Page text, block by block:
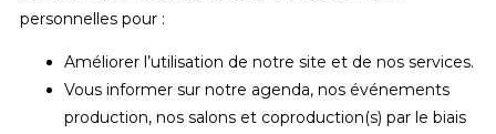
personnelles pour :
Améliorer l’utilisation de notre site et de nos services.
Vous informer sur notre agenda, nos événements
production, nos salons et coproduction(s) par le biais